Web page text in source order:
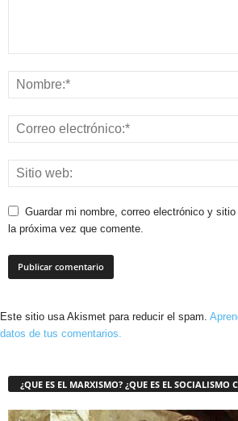
Guardar mi nombre, correo electrónico y
la próxima vez que comente.
Este sitio usa Akismet para reducir el spam.
datos de tus comentarios.
¿QUE ES EL MARXISMO? ¿QUE ES EL SOCIALISMO